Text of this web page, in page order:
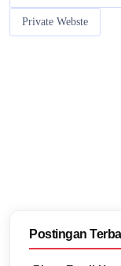
Private Webste
Postingan